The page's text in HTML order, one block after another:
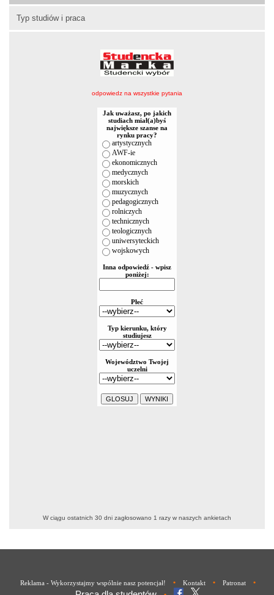
Typ studiów i praca
odpowiedz na wszystkie pytania
W ciągu ostatnich 30 dni zagłosowano 1 razy w naszych ankietach
Reklama - Wykorzystajmy wspólnie nasz potencjał! • Kontakt • Patronat •